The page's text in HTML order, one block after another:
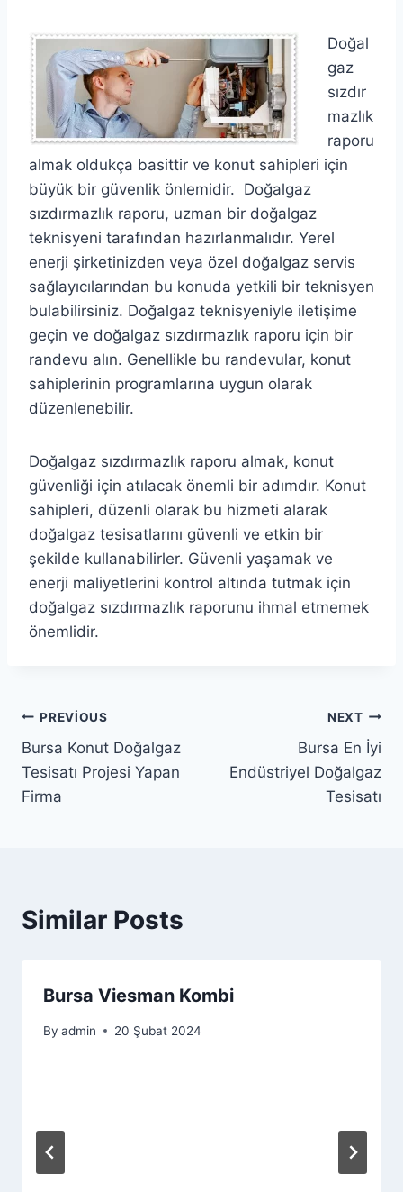
Doğal
gaz
sızdır
mazlık
raporu
almak oldukça basittir ve konut sahipleri için
büyük bir güvenlik önlemidir. Doğalgaz
sızdırmazlık raporu, uzman bir doğalgaz
teknisyeni tarafından hazırlanmalıdır. Yerel
enerji şirketinizden veya özel doğalgaz servis
sağlayıcılarından bu konuda yetkili bir teknisyen
bulabilirsiniz. Doğalgaz teknisyeniyle iletişime
geçin ve doğalgaz sızdırmazlık raporu için bir
randevu alın. Genellikle bu randevular, konut
sahiplerinin programlarına uygun olarak
düzenlenebilir.
Doğalgaz sızdırmazlık raporu almak, konut
güvenliği için atılacak önemli bir adımdır. Konut
sahipleri, düzenli olarak bu hizmeti alarak
doğalgaz tesisatlarını güvenli ve etkin bir
şekilde kullanabilirler. Güvenli yaşamak ve
enerji maliyetlerini kontrol altında tutmak için
doğalgaz sızdırmazlık raporunu ihmal etmemek
önemlidir.
Yazı
gezinmesi
PREVIOUS
Bursa Konut Doğalgaz
Tesisatı Projesi Yapan
Firma
NEXT
Bursa En İyi
Endüstriyel Doğalgaz
Tesisatı
Similar Posts
Bursa Viesman Kombi
By admin 20 Şubat 2024